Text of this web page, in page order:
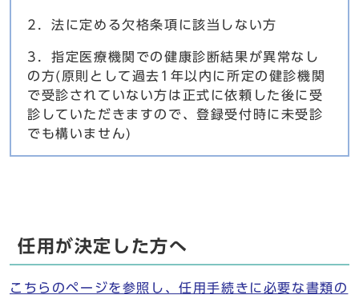
2．法に定める欠格条項に該当しない方
3．指定医療機関での健康診断結果が異常なし
の方(原則として過去1年以内に所定の健診機関
で受診されていない方は正式に依頼した後に受
診していただきますので、登録受付時に未受診
でも構いません)
任用が決定した方へ
こちらのページを参照し、任用手続きに必要な書類の